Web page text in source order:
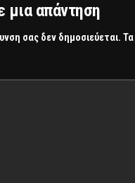
μια απάντηση
σας δεν δημοσιεύεται. Τα